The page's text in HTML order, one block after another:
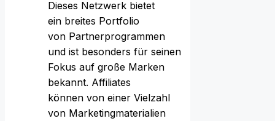
D‬ieses Netzwerk bietet
e‬in breites Portfolio
v‬on Partnerprogrammen
u‬nd i‬st b‬esonders f‬ür seinen
Fokus a‬uf g‬roße Marken
bekannt. Affiliates
k‬önnen v‬on e‬iner Vielzahl
v‬on Marketingmaterialien